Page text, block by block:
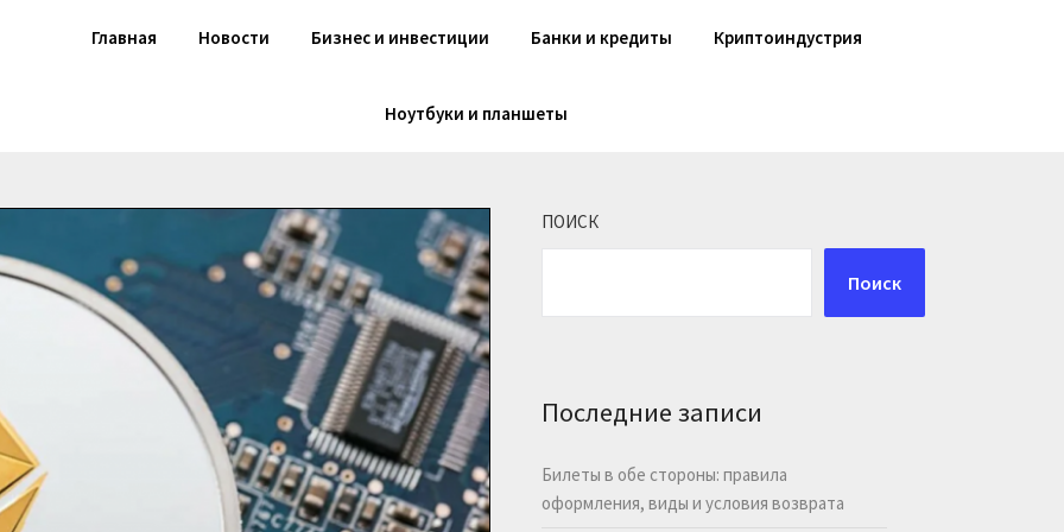
Главная Новости Бизнес и инвестиции Банки и кредиты Криптоиндустрия
Ноутбуки и планшеты
ПОИСК
Поиск
Последние записи
Билеты в обе стороны: правила
оформления, виды и условия возврата